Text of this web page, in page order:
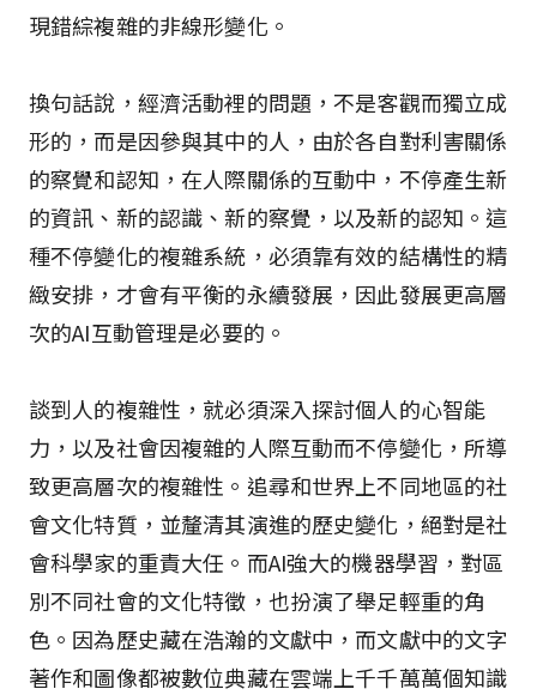
現錯綜複雜的非線形變化。
換句話說，經濟活動裡的問題，不是客觀而獨立成
形的，而是因參與其中的人，由於各自對利害關係
的察覺和認知，在人際關係的互動中，不停產生新
的資訊、新的認識、新的察覺，以及新的認知。這
種不停變化的複雜系統，必須靠有效的結構性的精
緻安排，才會有平衡的永續發展，因此發展更高層
次的AI互動管理是必要的。
談到人的複雜性，就必須深入探討個人的心智能
力，以及社會因複雜的人際互動而不停變化，所導
致更高層次的複雜性。追尋和世界上不同地區的社
會文化特質，並釐清其演進的歷史變化，絕對是社
會科學家的重責大任。而AI強大的機器學習，對區
別不同社會的文化特徵，也扮演了舉足輕重的角
色。因為歷史藏在浩瀚的文獻中，而文獻中的文字
著作和圖像都被數位典藏在雲端上千千萬萬個知識